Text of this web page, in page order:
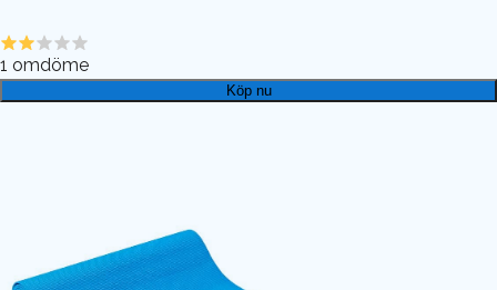
1 omdöme
Köp nu